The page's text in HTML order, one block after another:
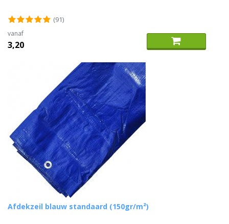
(91)
vanaf
3,20
Afdekzeil blauw standaard (150gr/m²)